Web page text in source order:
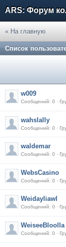
ARS: Форум
« На главную
Список
w009
Сообщений: 0 ·
wahslally
Сообщений: 0 ·
waldemar
Сообщений: 0 ·
WebsCasino
Сообщений: 0 ·
Weidayliawl
Сообщений: 0 ·
WeiseeBloolla
Сообщений: 0 ·